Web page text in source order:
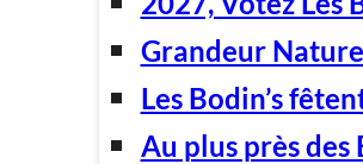
Grandeur
Les Bodin’s
Au plus près des